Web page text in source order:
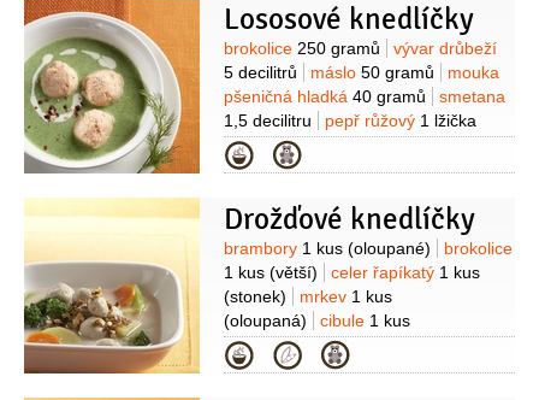
Na knedlíčky: houska200 gramů
pečivo)
vejce 1 kus
houby sušené
2 lžíce
tymián 1/2lžičky
máslo
pomazánkové 1 lžíce
mléko
1/2 decilitru
mouka pšeničná
polohrubá1 lžíce
Lososové knedlíčky
Suroviny
brokolice 250 gramů
vývar drůbeží
5 decilitrů
máslo 50 gramů
mouka
pšeničná hladká 40 gramů
smetana
1,5 decilitru
pepř růžový 1 lžička
(drcený)
(mletý)
sůl Na knedlíčky: losos
(bílé pečivo)
smetana na šlehání
1/2
decilitru
citronová kůra
1 špetka
smetana zakysaná
0,8 decilitru
pepř (mletý)
Kategorie
Drožďové knedlíčky
Suroviny
brambory 1 kus (oloupané)
brokolice
1 kus (větší) celer řapíkatý 1 kus
(stonek)
mrkev 1 kus
(oloupaná)
cibule 1 kus
(menší)
mouka pšeničná hladká
30 gramů
olej0,2 decilitru
ořechy
Kategorie